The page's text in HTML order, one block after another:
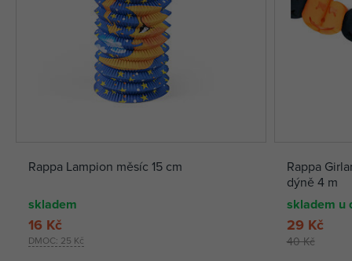
Rappa Lampion měsíc 15 cm
skladem
DMOC: 25 Kč
16 Kč
Rappa
dýně 4 m
skladem u
40 Kč
29 Kč